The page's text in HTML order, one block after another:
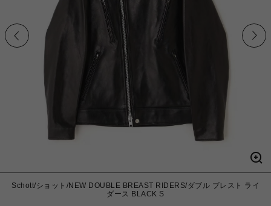
Schott/ショット/NEW DOUBLE BREAST RIDERS/ダブル ブレスト ライ
ダース BLACK S